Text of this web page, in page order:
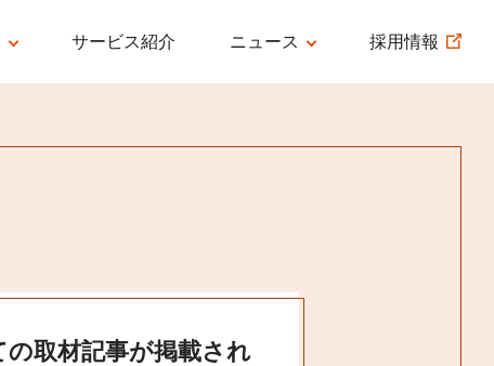
サービス紹介 ニュース 採用情報
の取材記事が掲載され